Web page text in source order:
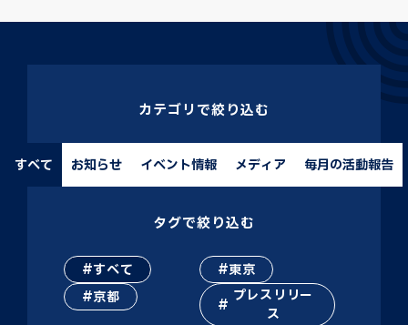
カテゴリで絞り込む
すべて お知らせ イベント情報 メディア 毎月の活動報告
タグで絞り込む
すべて
東京
京都
プレスリリー
ス